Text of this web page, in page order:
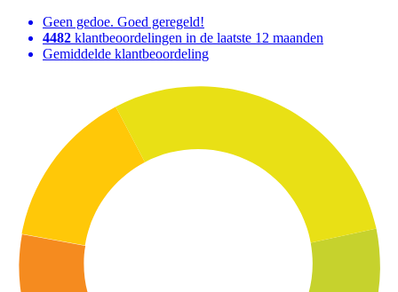
Geen gedoe. Goed geregeld!
4482 klantbeoordelingen in de laatste 12 maanden
Gemiddelde klantbeoordeling